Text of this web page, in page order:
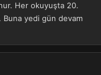
Her okuyuşta 20.
yedi gün devam